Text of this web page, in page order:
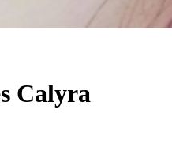
Calyra